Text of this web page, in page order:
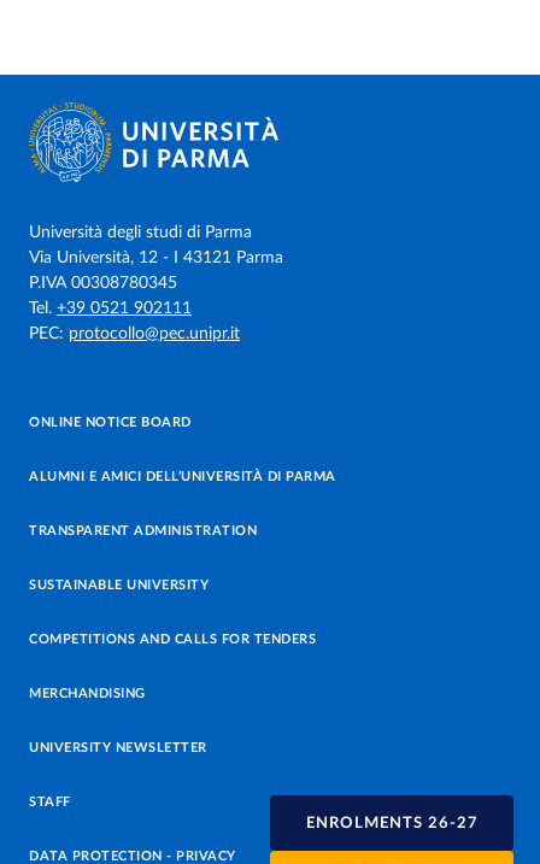
ENROLMENTS 26-27
Università degli studi di Parma
Via Università, 12 - I 43121 Parma
P.IVA 00308780345
Tel. +39 0521 902111
PEC: protocollo@pec.unipr.it
ONLINE NOTICE BOARD
ALUMNI E AMICI DELL’UNIVERSITÀ DI PARMA
TRANSPARENT ADMINISTRATION
SUSTAINABLE UNIVERSITY
COMPETITIONS AND CALLS FOR TENDERS
MERCHANDISING
UNIVERSITY NEWSLETTER
STAFF
DATA PROTECTION - PRIVACY